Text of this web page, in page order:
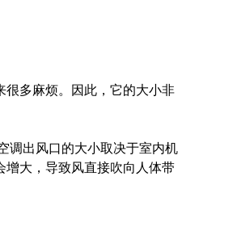
很多麻烦。因此，它的大小非
调出风口的大小取决于室内机
增大，导致风直接吹向人体带